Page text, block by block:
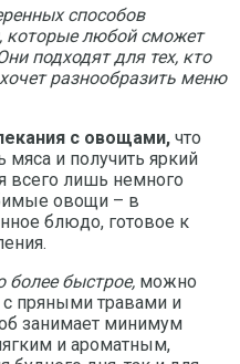
способов
которые любой сможет
подходят для тех, кто
разнообразить меню
с овощами, что
мяса и получить яркий
всего лишь немного
овощи – в
блюдо, готовое к
более быстрое, можно
пряными травами и
занимает минимум
и ароматным,